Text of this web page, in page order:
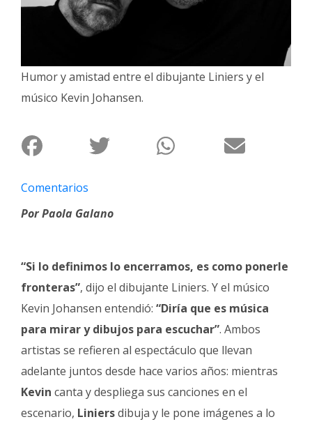
Policiales
de
Fúnebres
Humor y amistad entre el dibujante Liniers y el
músico Kevin Johansen.
Comentarios
Por Paola Galano
“Si lo definimos lo encerramos, es como ponerle
fronteras”, dijo el dibujante Liniers. Y el músico
Kevin Johansen entendió: “Diría que es música
para mirar y dibujos para escuchar”. Ambos
artistas se refieren al espectáculo que llevan
adelante juntos desde hace varios años: mientras
Kevin canta y despliega sus canciones en el
escenario, Liniersdibuja y le pone imágenes a lo